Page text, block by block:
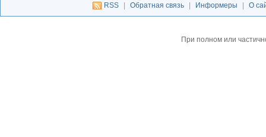
RSS
| Обратная связь | Информеры | О
При полном или